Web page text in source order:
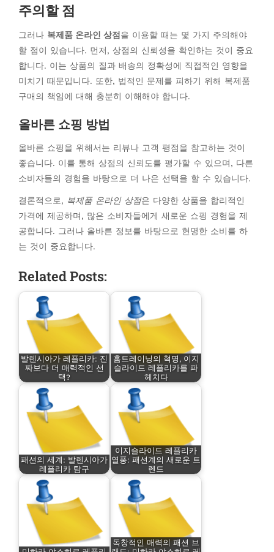
주의할 점
그러나 복제품 온라인 상점 을 이용할 때는 몇 가지 주의해야
할 점이 있습니다. 먼저, 상점의 신뢰성을 확인하는 것이 중요
합니다. 이는 상품의 질과 배송의 정확성에 직접적인 영향을
미치기 때문입니다. 또한, 법적인 문제를 피하기 위해 복제품
구매의 책임에 대해 충분히 이해해야 합니다.
올바른 쇼핑 방법
올바른 쇼핑을 위해서는 리뷰나 고객 평점을 참고하는 것이
좋습니다. 이를 통해 상점의 신뢰도를 평가할 수 있으며, 다른
소비자들의 경험을 바탕으로 더 나은 선택을 할 수 있습니다.
결론적으로, 복제품 온라인 상점은 다양한 상품을 합리적인
가격에 제공하며, 많은 소비자들에게 새로운 쇼핑 경험을 제
공합니다. 그러나 올바른 정보를 바탕으로 현명한 소비를 하
는 것이 중요합니다.
Related Posts:
발렌시아가 레플리카: 진
짜보다 더 매력적인 선
택?
홈트레이닝의 혁명, 이지
슬라이드 레플리카를 파
헤치다
패션의 세계: 발렌시아가
레플리카 탐구
이지슬라이드 레플리카
열풍: 패션계의 새로운 트
렌드
독창적인 매력의 패션 브